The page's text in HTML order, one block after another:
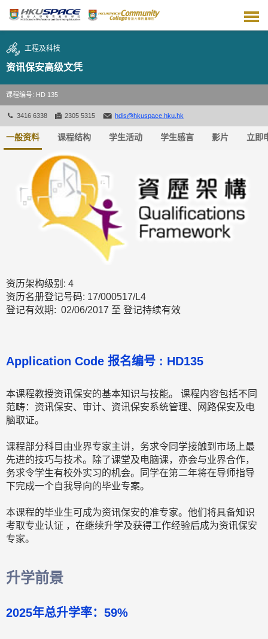
主
内
容
工程及科技
资讯保安高级文凭
课程编号: HD 135
3416 6338 2305 5315 hdis@hkuspace.hku.hk
一般资料 课程结构 学生活动 学生感言 影片 立即
资历架构级别: 4
资历名册登记号码: 17/000517/L4
登记有效期: 02/06/2017 至 登记持续有效
Application Code 报名编号 : HD135
本课程教授资讯保安的基本知识与技能。 课程内容包括不同
范畴：资讯保安、审计、资讯保安系统管理、网路保安及电
脑取证。
课程部分科目由业界专家主讲，务求令同学接触到市场上最
先进的技巧与技术。除了课堂及电脑课，亦会与业界合作，
务求令学生有校外实习的机会。同学在第二年将在导师指导
下完成一个自我导向的毕业专案。
本课程的毕业生可成为资讯保安的准专家。他们将具备知识
考取专业认证 ，在继续升学及获得工作经验后成为资讯保安
专家。
升学前景
2025年总升学率：59%